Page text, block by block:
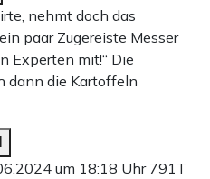
nehmt doch das
paar Zugereiste Messer
Experten mit!“ Die
dann die Kartoffeln
um 18:18 Uhr 791T